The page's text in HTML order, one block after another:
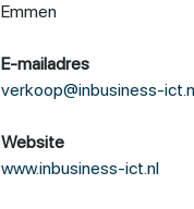
Emmen
E-mailadres
verkoop@inbusiness-
Website
www.inbusiness-ict.nl